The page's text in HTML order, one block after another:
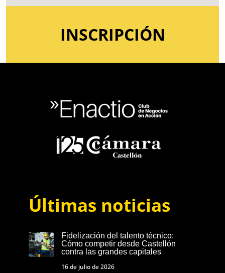
INSCRIPCIÓN
Últimas noticias
Fidelización del talento técnico:
Cómo competir desde Castellón
contra las grandes capitales
16 de julio de 2026